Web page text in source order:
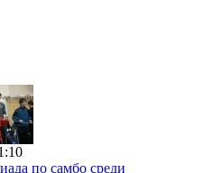
по самбо среди